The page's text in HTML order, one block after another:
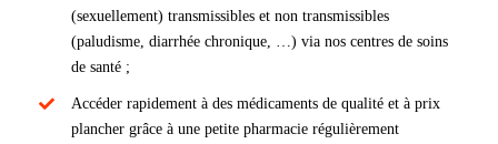
(sexuellement) transmissibles et non transmissibles
(paludisme, diarrhée chronique, …) via nos centres de soins
de santé ;
Accéder rapidement à des médicaments de qualité et à prix
plancher grâce à une petite pharmacie régulièrement